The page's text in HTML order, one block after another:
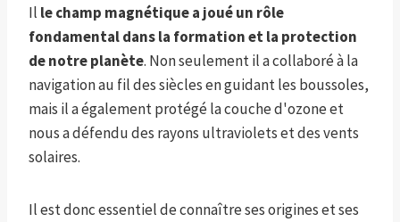
Il le champ magnétique a joué un rôle
fondamental dans la formation et la protection
de notre planète. Non seulement il a collaboré à la
navigation au fil des siècles en guidant les boussoles,
mais il a également protégé la couche d'ozone et
nous a défendu des rayons ultraviolets et des vents
solaires.
Il est donc essentiel de connaître ses origines et ses